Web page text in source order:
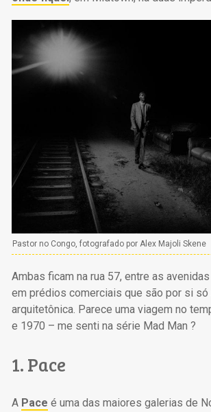
Pastor no Congo, fotografado por Alex Majoli Skene
Ambas ficam na rua 57, entre as
em prédios comerciais que são por si só
arquitetônica. Parece uma viagem no
e 1970 – me senti na série Mad Man ?
1. Pace
A Pace é uma das maiores galerias de